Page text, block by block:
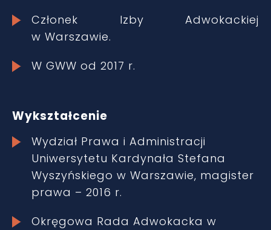
Członek Izby Adwokackiej
w Warszawie.
W GWW od 2017 r.
Wykształcenie
Wydział Prawa i Administracji
Uniwersytetu Kardynała Stefana
Wyszyńskiego w Warszawie, magister
prawa – 2016 r.
Okręgowa Rada Adwokacka w